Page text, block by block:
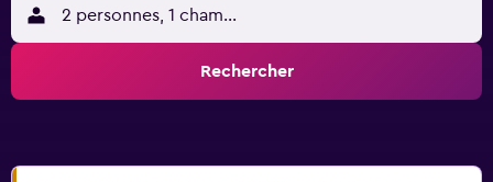
2 personnes, 1 chambre
Rechercher